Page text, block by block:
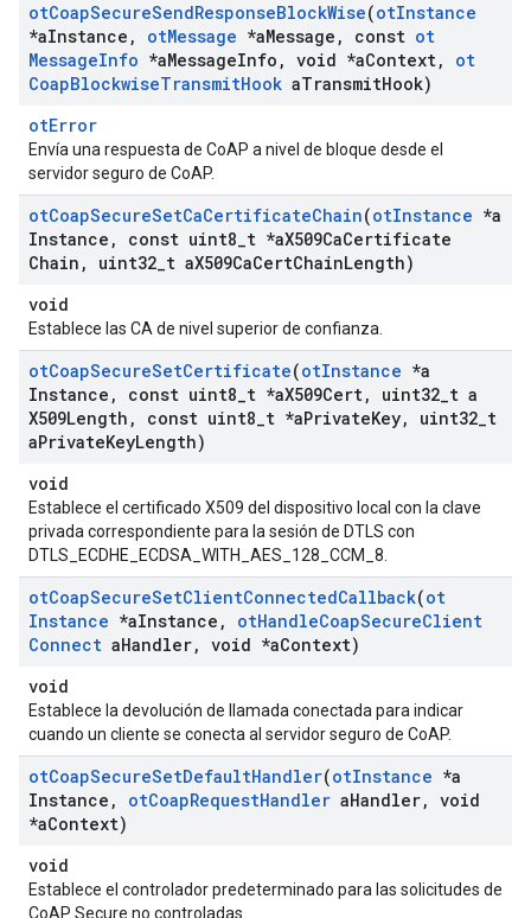
otCoapSecureSendResponseBlockWise(otInstance
*aInstance , otMessage *aMessage , const ot
MessageInfo *aMessageInfo , void *aContext,
ot
CoapBlockwiseTransmitHook aTransmitHook)
otError
Envía una respuesta de CoAP a nivel de bloque desde el
servidor seguro de CoAP.
otCoapSecureSetCaCertificateChain(otInstance *a
Instance , const uint8 t *aX509CaCertificate
Chain , uint32 t aX509CaCertChainLength)
void
Establece las CA de nivel superior de confianza.
otCoapSecureSetCertificate(otInstance *a
Instance , const uint8 t *aX509Cert, uint32 t a
X509Length , const uint8 t *aPrivateKey, uint32 t
aPrivateKeyLength)
void
Establece el certificado X509 del dispositivo local con la clave
privada correspondiente para la sesión de DTLS con
DTLS_ECDHE_ECDSA_WITH_AES_128_CCM_8.
otCoapSecureSetClientConnectedCallback(ot
Instance *aInstance , otHandleCoapSecureClient
Connect aHandler, void *aContext)
void
Establece la devolución de llamada conectada para indicar
cuando un cliente se conecta al servidor seguro de CoAP.
otCoapSecureSetDefaultHandler(otInstance *a
Instance , otCoapRequestHandler aHandler, void
*aContext)
void
Establece el controlador predeterminado para las solicitudes de
CoAP Secure no controladas.